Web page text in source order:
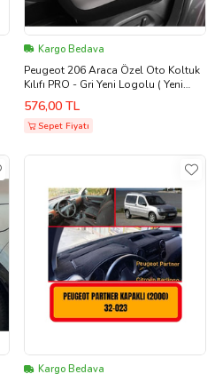
Kargo Bedava
Peugeot 206 Araca Özel Oto Koltuk
Kılıfı PRO - Gri Yeni Logolu ( Yeni
Tasarım - Yeni Fit Kalıp ) (Renksiz)
576,00 TL
Sepet Fiyatı
Kargo Bedava